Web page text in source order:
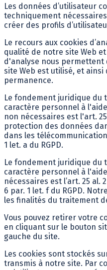
Les données d’utilisateur
techniquement
créer des profils
Le recours aux cookies
qualité de notre site Web
d'analyse nous
site Web est utilisé, et
permanence.
Le fondement juridique du
caractère personnel à
non nécessaires est l'art.
protection des données
dans les
1 let. a du RGPD.
Le fondement juridique du
caractère personnel à
nécessaires est l’art. 25 al.
6 par. 1 let. f du RGPD.
les finalités du traitement
Vous pouvez retirer votre
en cliquant sur le bouton
gauche du site.
Les cookies sont stockés
transmis à notre site. Par